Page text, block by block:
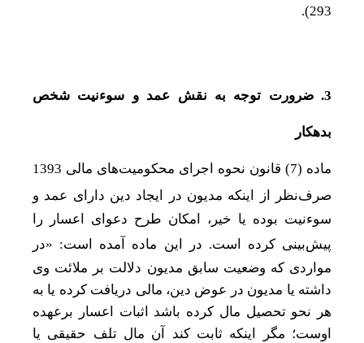
293).
3. ضرورت توجه به نقش عمد و سوء‌نیت شخص
بدهکار
ماده (7) قانون نحوه اجرای محکومیت
های مالی 1393
صرفنظر از اینکه مدیون در ایجاد دین دارای عمد و
سوءنیت بوده یا خیر، امکان طرح دعوای اعسار را
پیشبینی کرده است. در این ماده آمده است: «در
مواردی که وضعیت سابق مدیون دلالت بر ملائت وی
داشته یا مدیون در عوض دین، مالی دریافت کرده یا به
هر نحو تحصیل مال کرده باشد اثبات اعسار برعهده
اوست؛ مگر اینکه ثابت کند آن مال تلف حقیقی یا